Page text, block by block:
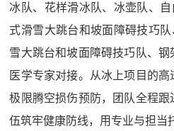
冰队、花样滑冰队、冰壶队、
式滑雪大跳台和坡面障碍技巧
雪大跳台和坡面障碍技巧队、
医学专家对接。从冰上项目的
极限腾空损伤预防，团队全程
伍筑牢健康防线，用专业与担当